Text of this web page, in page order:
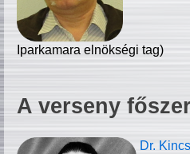
Iparkamara elnökségi tag)
A verseny
Dr.